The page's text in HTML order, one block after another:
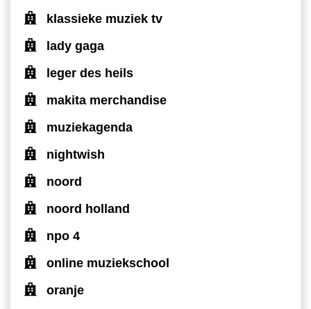
klassieke muziek tv
lady gaga
leger des heils
makita merchandise
muziekagenda
nightwish
noord
noord holland
npo 4
online muziekschool
oranje